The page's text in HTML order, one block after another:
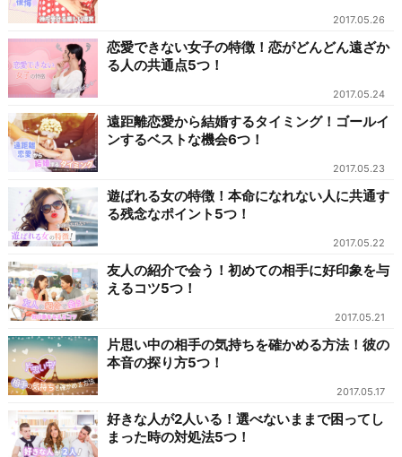
2017.05.26
恋愛できない女子の特徴！恋がどんどん遠ざか
る人の共通点5つ！
2017.05.24
遠距離恋愛から結婚するタイミング！ゴールイ
ンするベストな機会6つ！
2017.05.23
遊ばれる女の特徴！本命になれない人に共通す
る残念なポイント5つ！
2017.05.22
友人の紹介で会う！初めての相手に好印象を与
えるコツ5つ！
2017.05.21
片思い中の相手の気持ちを確かめる方法！彼の
本音の探り方5つ！
2017.05.17
好きな人が2人いる！選べないままで困ってし
まった時の対処法5つ！